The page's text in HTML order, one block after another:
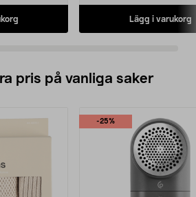
Lägg i varukorg
pris på vanliga saker
-25%